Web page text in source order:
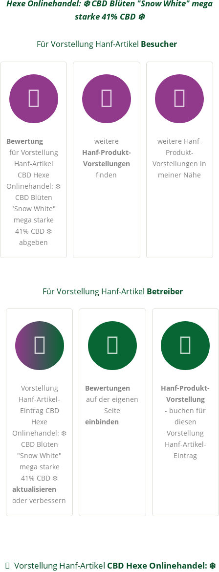
Hexe Onlinehandel: ❄️ CBD Blüten "Snow White" mega
starke 41% CBD ❄️
Für Vorstellung Hanf-Artikel Besucher
Bewertung
für Vorstellung
Hanf-Artikel
CBD Hexe
Onlinehandel: ❄️
CBD Blüten
"Snow White"
mega starke
41% CBD ❄️
abgeben
weitere
Hanf-Produkt-
Vorstellungen
finden
weitere Hanf-
Produkt-
Vorstellungen in
meiner Nähe
Für Vorstellung Hanf-Artikel Betreiber
Vorstellung
Hanf-Artikel-
Eintrag CBD
Hexe
Onlinehandel: ❄️
CBD Blüten
"Snow White"
mega starke
41% CBD ❄️
aktualisieren
oder verbessern
Bewertungen
auf der eigenen
Seite
einbinden
Hanf-Produkt-
Vorstellung
- buchen für
diesen
Vorstellung
Hanf-Artikel-
Eintrag
Vorstellung Hanf-Artikel CBD Hexe Onlinehandel: ❄️